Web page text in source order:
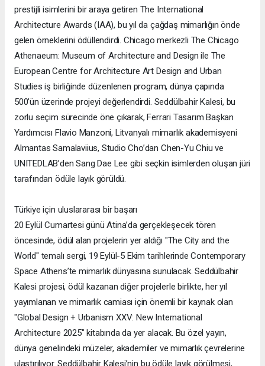
prestijli isimlerini bir araya getiren The International
Architecture Awards (IAA), bu yıl da çağdaş mimarlığın önde
gelen örneklerini ödüllendirdi. Chicago merkezli The Chicago
Athenaeum: Museum of Architecture and Design ile The
European Centre for Architecture Art Design and Urban
Studies iş birliğinde düzenlenen program, dünya çapında
500’ün üzerinde projeyi değerlendirdi. Seddülbahir Kalesi, bu
zorlu seçim sürecinde öne çıkarak, Ferrari Tasarım Başkan
Yardımcısı Flavio Manzoni, Litvanyalı mimarlık akademisyeni
Almantas Samalaviius, Studio Cho’dan Chen-Yu Chiu ve
UNITEDLAB’den Sang Dae Lee gibi seçkin isimlerden oluşan jüri
tarafından ödüle layık görüldü.
Türkiye için uluslararası bir başarı
20 Eylül Cumartesi günü Atina’da gerçekleşecek tören
öncesinde, ödül alan projelerin yer aldığı "The City and the
World" temalı sergi, 19 Eylül-5 Ekim tarihlerinde Contemporary
Space Athens’te mimarlık dünyasına sunulacak. Seddülbahir
Kalesi projesi, ödül kazanan diğer projelerle birlikte, her yıl
yayımlanan ve mimarlık camiası için önemli bir kaynak olan
"Global Design + Urbanism XXV: New International
Architecture 2025" kitabında da yer alacak. Bu özel yayın,
dünya genelindeki müzeler, akademiler ve mimarlık çevrelerine
ulaştırılıyor. Seddülbahir Kalesi’nin bu ödüle layık görülmesi,